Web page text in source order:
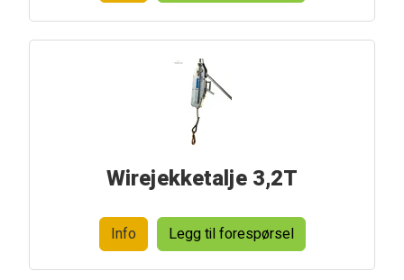
Wirejekketalje 3,2T
Info Legg til forespørsel